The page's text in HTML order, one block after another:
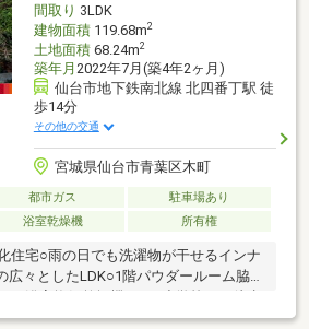
間取り 3LDK
建物面積119.68m2
土地面積68.24m2
築年月 2022年7月(築4年2ヶ月)
仙台市地下鉄南北線 北四番丁駅 徒
歩14分
その他の交通
宮城県仙台市青葉区木町
都市ガス
駐車場あり
浴室乾燥機 所有権
住宅○雨の日でも洗濯物が干せるインナ
広々としたLDK○1階パウダールーム脇に
下鉄南北線「北四番丁」 駅 徒歩１４